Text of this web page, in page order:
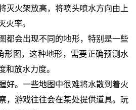
灭火架放高，将喷头喷水方向由上
火率。
都会出现不同的地形，特别是一些
形图，这种地形，需要正确预测水
和放水力度。
好。一些地图中很难将水散到着火
，游戏往往会在某处提供道具。玩